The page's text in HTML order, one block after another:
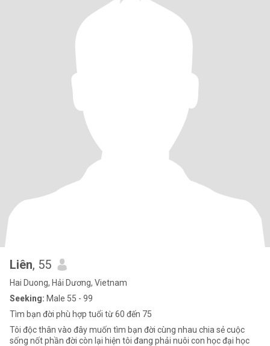
Liên, 55
Hai Duong, Hải Dương, Vietnam
Seeking: Male 55 - 99
Tìm bạn đời phù hợp tuổi từ 60 đến 75
Tôi độc thân vào đây muốn tìm bạn đời cùng nhau chia sẻ cuộc
sống nốt phần đời còn lại hiện tôi đang phải nuôi con học đại học